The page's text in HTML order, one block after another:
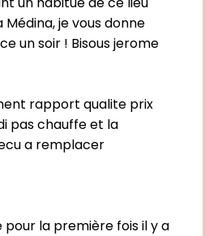
je vous donne
un soir ! Bisous jerome
rapport qualite prix
pas chauffe et la
a remplacer
pour la première fois il y a